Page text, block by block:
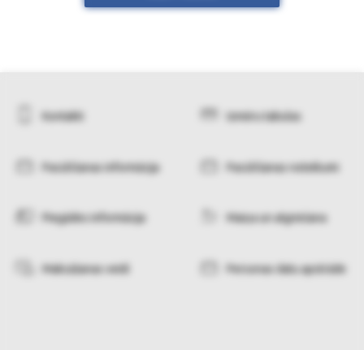
Kontakti Izmēru tabulas
Pasūtīšanas informācija Pasūtīšanas noteikumi
Piegādes informācija Maiņa un atgriešana
Maksāšanas veidi Personas datu apstrāde